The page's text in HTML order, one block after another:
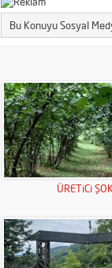
Bu Konuyu Sosyal
ÜRETiCi